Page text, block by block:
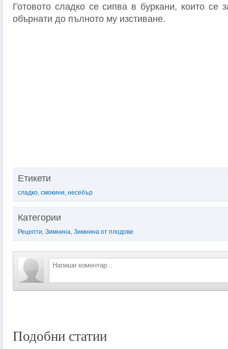
Готовото сладко се сипва в буркани, които се
обърнати до пълното му изстиване.
Етикети
сладко, смокини, несебър
Категории
Рецепти, Зимнина, Зимнина от плодове
Подобни статии